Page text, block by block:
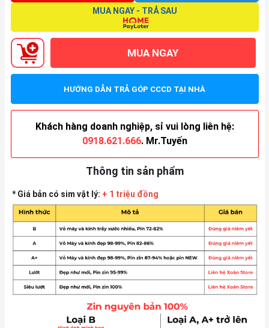
MUA NGAY - TRẢ SAU
MUA NGAY
HƯỚNG DẪN TRẢ GÓP CCCD TẠI NHÀ
Khách hàng doanh nghiệp, sỉ vui lòng liên hệ:
0918.621.666. Mr.Tuyến
Thông tin sản phẩm
* Giá bản có sim vật lý: + 1 triệu đồng